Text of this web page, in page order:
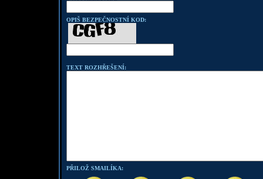
OPIŠ BEZPEČNOSTNÍ KOD:
TEXT ROZHŘEŠENÍ:
PŘILOŽ SMAILÍKA: